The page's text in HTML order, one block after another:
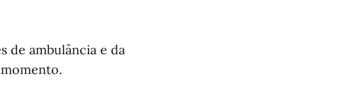
de ambulância e da